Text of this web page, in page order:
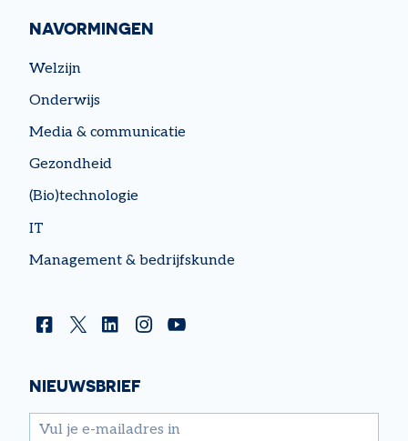
NAVORMINGEN
Welzijn
Onderwijs
Media & communicatie
Gezondheid
(Bio)technologie
IT
Management & bedrijfskunde
NIEUWSBRIEF
email